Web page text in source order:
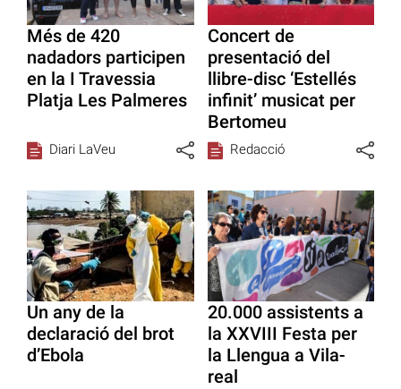
Més de 420
nadadors participen
en la I Travessia
Platja Les Palmeres
Diari LaVeu
Concert de
presentació del
llibre-disc ‘Estellés
infinit’ musicat per
Bertomeu
Redacció
Un any de la
declaració del brot
d’Ebola
20.000 assistents a
la XXVIII Festa per
la Llengua a Vila-
real